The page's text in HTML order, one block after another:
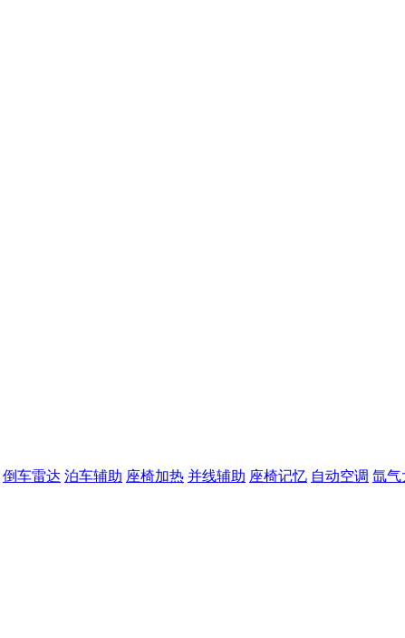
倒车雷达 泊车辅助 座椅加热 并线辅助 座椅记忆 自动空调 氙气